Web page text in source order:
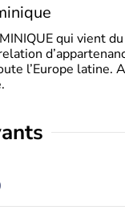
qui vient
l’Europe latine.